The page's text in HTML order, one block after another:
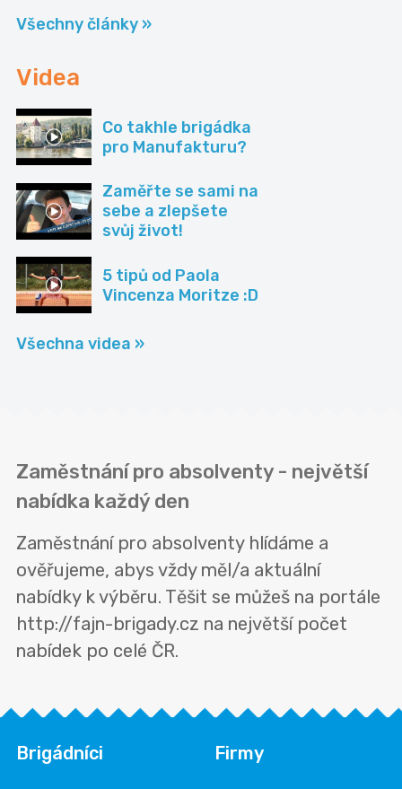
Všechny články »
Videa
Co takhle brigádka
pro Manufakturu?
Zaměřte se sami na
sebe a zlepšete
svůj život!
5 tipů od Paola
Vincenza Moritze :D
Všechna videa »
Zaměstnání pro absolventy - největší
nabídka každý den
Zaměstnání pro absolventy hlídáme a
ověřujeme, abys vždy měl/a aktuální
nabídky k výběru. Těšit se můžeš na portále
http://fajn-brigady.cz na největší počet
nabídek po celé ČR.
Brigádníci Firmy